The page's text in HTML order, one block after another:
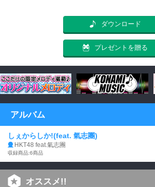
ダウンロード
プレゼントを贈る
アルバム
しぇからしか!(feat. 氣志團)
HKT48 feat.氣志團
収録商品:6商品
オススメ!!